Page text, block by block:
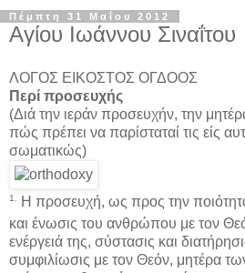
Πέμπτη 31 Μαΐου 2012
Αγίου Ιωάννου Σιναΐτου
ΛΟΓΟΣ ΕΙΚΟΣΤΟΣ ΟΓΔΟΟΣ
Περί προσευχής
(Διά την ιεράν προσευχήν, την
πώς πρέπει να παρίσταταί τις είς
σωματικώς)
1. Η προσευχή, ως προς την
και ένωσις του ανθρώπου με τον
ενέργειά της, σύστασις και
συμφιλίωσις με τον Θεόν, μητέρα